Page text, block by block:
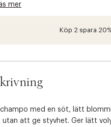
mer
Köp 2 spara
med en söt, lätt
utan att ge styvhet. Ger lätt